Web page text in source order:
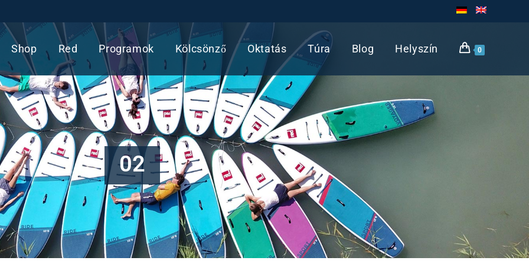
Shop Red Programok Kölcsönző Oktatás Túra Blog Helyszín 0
02